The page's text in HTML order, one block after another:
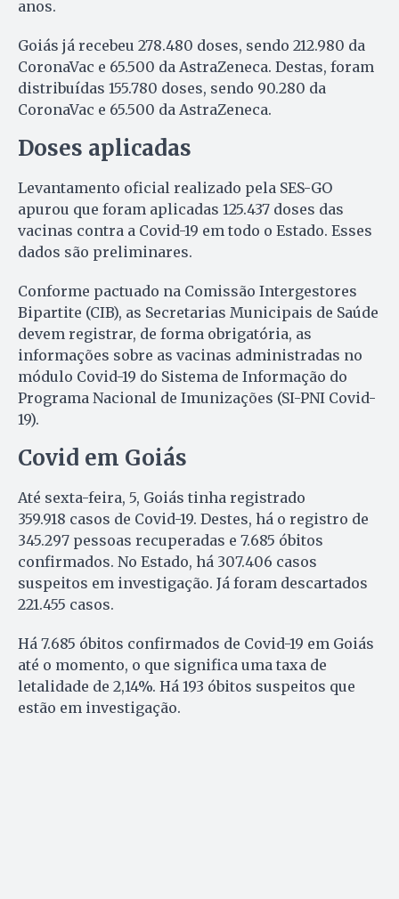
anos.
Goiás já recebeu 278.480 doses, sendo 212.980 da
CoronaVac e 65.500 da AstraZeneca. Destas, foram
distribuídas 155.780 doses, sendo 90.280 da
CoronaVac e 65.500 da AstraZeneca.
Doses aplicadas
Levantamento oficial realizado pela SES-GO
apurou que foram aplicadas 125.437 doses das
vacinas contra a Covid-19 em todo o Estado. Esses
dados são preliminares.
Conforme pactuado na Comissão Intergestores
Bipartite (CIB), as Secretarias Municipais de Saúde
devem registrar, de forma obrigatória, as
informações sobre as vacinas administradas no
módulo Covid-19 do Sistema de Informação do
Programa Nacional de Imunizações (SI-PNI Covid-
19).
Covid em Goiás
Até sexta-feira, 5, Goiás tinha registrado
359.918 casos de Covid-19. Destes, há o registro de
345.297 pessoas recuperadas e 7.685 óbitos
confirmados. No Estado, há 307.406 casos
suspeitos em investigação. Já foram descartados
221.455 casos.​
Há 7.685 óbitos confirmados de Covid-19 em Goiás
até o momento, o que significa uma taxa de
letalidade de 2,14%. Há 193 óbitos suspeitos que
estão em investigação.